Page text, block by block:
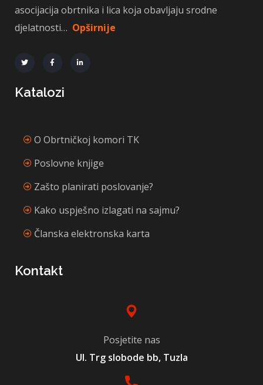
asocijacija obrtnika i lica koja obavljaju srodne
djelatnosti… Opširnije
Katalozi
O Obrtničkoj komori TK
Poslovne knjige
Zašto planirati poslovanje?
Kako uspješno izlagati na sajmu?
Članska elektronska karta
Kontakt
Posjetite nas
Ul. Trg slobode bb, Tuzla